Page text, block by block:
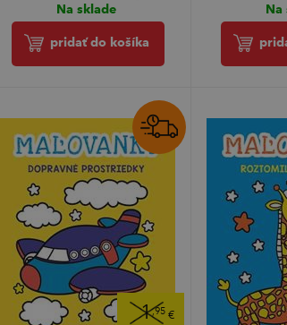
Na sklade
pridať do košíka
Na
1,95€